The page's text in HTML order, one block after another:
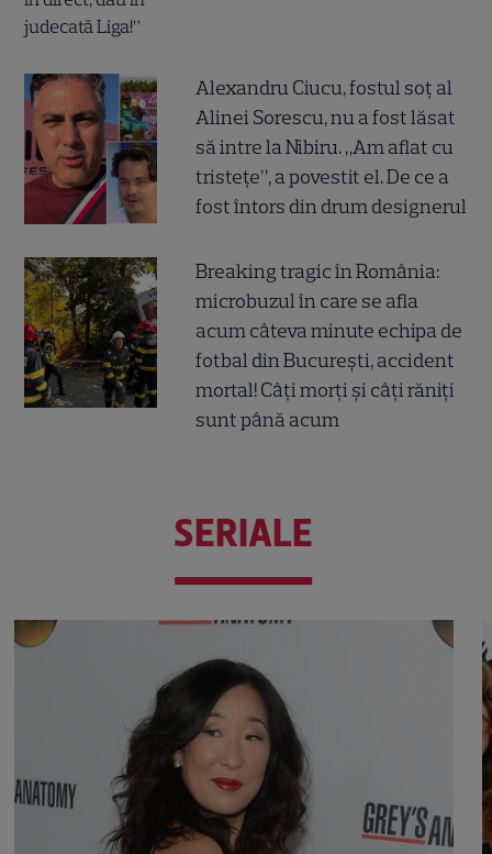
Alexandru Ciucu, fostul soț al
Alinei Sorescu, nu a fost lăsat
să intre la Nibiru. „Am aflat cu
tristețe”, a povestit el. De ce a
fost întors din drum designerul
Breaking tragic în România:
microbuzul în care se afla
acum câteva minute echipa de
fotbal din București, accident
mortal! Câți morți și câți răniți
sunt până acum
SERIALE